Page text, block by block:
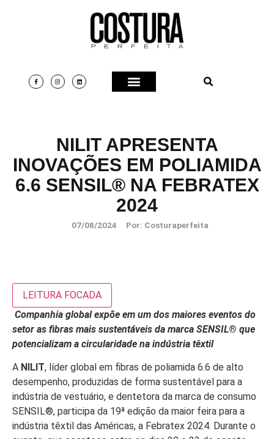
NILIT APRESENTA
INOVAÇÕES EM POLIAMIDA
6.6 SENSIL® NA FEBRATEX
2024
07/08/2024 Por: Costuraperfeita
LEITURA FOCADA
Companhia global expõe em um dos maiores eventos do
setor as fibras mais sustentáveis da marca SENSIL® que
potencializam a circularidade na indústria têxtil
A NILIT, líder global em fibras de poliamida 6.6 de alto
desempenho, produzidas de forma sustentável para a
indústria de vestuário, e dentetora da marca de consumo
SENSIL®, participa da 19ª edição da maior feira para a
indústria têxtil das Américas, a Febratex 2024. Durante o